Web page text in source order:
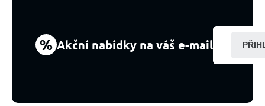
komunikace
% Akční nabídky na váš e-mail